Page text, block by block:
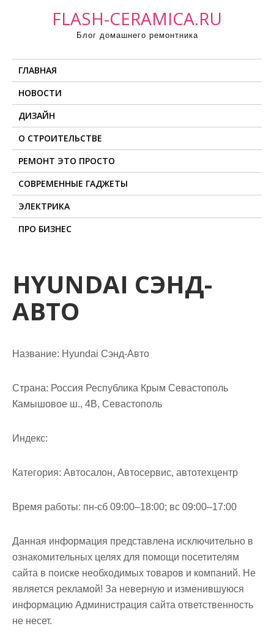
FLASH-CERAMICA.RU
Блог домашнего ремонтника
ГЛАВНАЯ
НОВОСТИ
ДИЗАЙН
О СТРОИТЕЛЬСТВЕ
РЕМОНТ ЭТО ПРОСТО
СОВРЕМЕННЫЕ ГАДЖЕТЫ
ЭЛЕКТРИКА
ПРО БИЗНЕС
HYUNDAI СЭНД-
АВТО
Название: Hyundai Сэнд-Авто
Страна: Россия Республика Крым Севастополь
Камышовое ш., 4В, Севастополь
Индекс:
Категория: Автосалон, Автосервис, автотехцентр
Время работы: пн-сб 09:00–18:00; вс 09:00–17:00
Данная информация представлена исключительно в
ознакомительных целях для помощи посетителям
сайта в поиске необходимых товаров и компаний. Не
является рекламой! За неверную и изменившуюся
информацию Администрация сайта ответственность
не несет.